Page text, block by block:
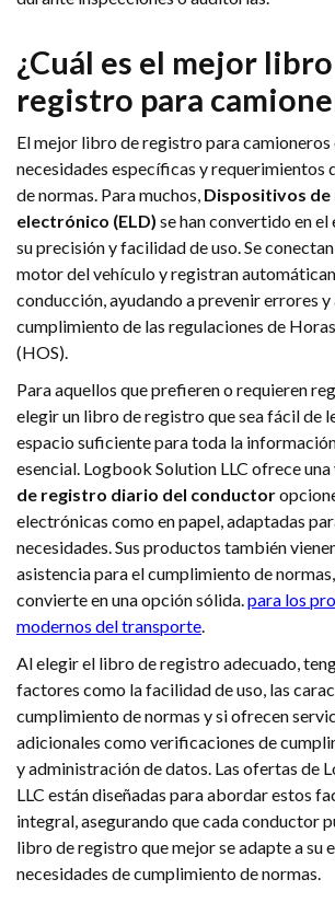
¿Cuál es el mejor
registro para
El mejor libro de registro para camioneros
necesidades específicas y requerimientos
de normas. Para muchos, Dispositivos
electrónico (ELD) se han convertido en
su precisión y facilidad de uso. Se
motor del vehículo y registran
conducción, ayudando a prevenir errores y
cumplimiento de las regulaciones de
(HOS).
Para aquellos que prefieren o requieren
elegir un libro de registro que sea fácil de
espacio suficiente para toda la
esencial. Logbook Solution LLC ofrece
de registro diario del conductor
electrónicas como en papel, adaptadas
necesidades. Sus productos también
asistencia para el cumplimiento de
convierte en una opción sólida. para los
modernos del transporte
Al elegir el libro de registro adecuado,
factores como la facilidad de uso, las
cumplimiento de normas y si ofrecen
adicionales como verificaciones de
y administración de datos. Las ofertas de
LLC están diseñadas para abordar estos
integral, asegurando que cada conductor
libro de registro que mejor se adapte a su
necesidades de cumplimiento de normas.